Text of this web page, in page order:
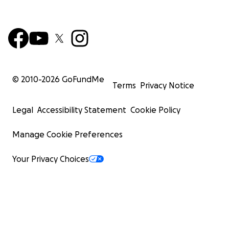
© 2010-2026 GoFundMe
Terms Privacy Notice
Legal Accessibility Statement Cookie Policy
Manage Cookie Preferences
Your Privacy Choices